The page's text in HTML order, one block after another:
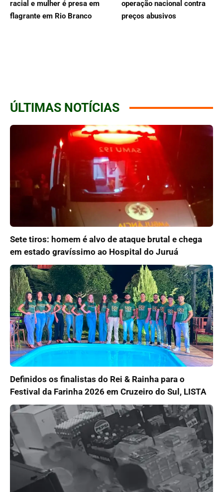
racial e mulher é presa em
flagrante em Rio Branco
operação nacional contra
preços abusivos
ÚLTIMAS NOTÍCIAS
Sete tiros: homem é alvo de ataque brutal e chega
em estado gravíssimo ao Hospital do Juruá
Definidos os finalistas do Rei & Rainha para o
Festival da Farinha 2026 em Cruzeiro do Sul, LISTA